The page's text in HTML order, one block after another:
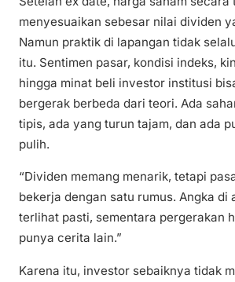
menyesuaikan sebesar nilai dividen
Namun praktik di lapangan tidak
itu. Sentimen pasar, kondisi indeks,
hingga minat beli investor institusi
bergerak berbeda dari teori. Ada
tipis, ada yang turun tajam, dan ada
pulih.
“Dividen memang menarik, tetapi
bekerja dengan satu rumus. Angka di
terlihat pasti, sementara pergerakan
punya cerita lain.”
Karena itu, investor sebaiknya tidak